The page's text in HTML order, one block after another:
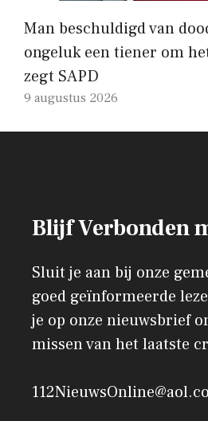
Man beschuldigd van
ongeluk een tiener om
zegt SAPD
9 augustus 2026
Blijf Verbonden
Sluit je aan bij onze
goed geïnformeerde
je op onze nieuwsbrief
missen van het laatste